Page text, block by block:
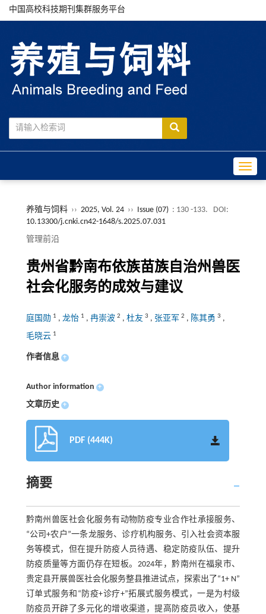
中国高校科技期刊集群服务平台
养殖与饲料 ›› 2025, Vol. 24 ›› Issue (07) : 130 -133.
DOI:
10.13300/j.cnki.cn42-1648/s.2025.07.031
管理前沿
贵州省黔南布依族苗族自治州兽医
社会化服务的成效与建议
庭国勋 1 , 龙怡 1 , 冉崇波 2 , 杜友 3 , 张亚军 2 , 陈其勇 3 ,
毛晓云 1
作者信息 +
Author information +
文章历史 +
PDF (444K)
摘要
黔南州兽医社会化服务有动物防疫专业合作社承接服务、
“公司+农户”一条龙服务、诊疗机构服务、引入社会资本服
务等模式，但在提升防疫人员待遇、稳定防疫队伍、提升
防疫质量等方面仍存在短板。2024年，黔南州在福泉市、
贵定县开展兽医社会化服务整县推进试点，探索出了“1+ N”
订单式服务和“防疫+诊疗+”拓展式服务模式，一是为村级
防疫员开辟了多元化的增收渠道，提高防疫员收入，使基